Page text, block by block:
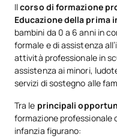
Ilcorso di formazione
Educazione della prima
bambini da 0 a 6 anni in
formale e di assistenza
attività professionale in
assistenza ai minori,
servizi di sostegno alle
Tra le principali
formazione professionale
infanzia figurano: